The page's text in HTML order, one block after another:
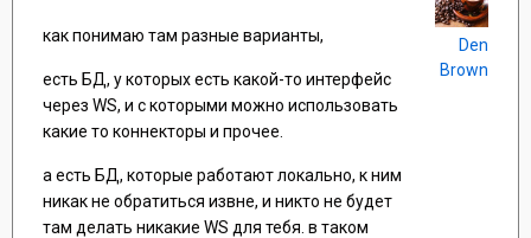
как понимаю там разные варианты,
есть БД, у которых есть какой-то интерфейс
через WS, и с которыми можно использовать
какие то коннекторы и прочее.
а есть БД, которые работают локально, к ним
никак не обратиться извне, и никто не будет
там делать никакие WS для тебя. в таком
Den
Brown